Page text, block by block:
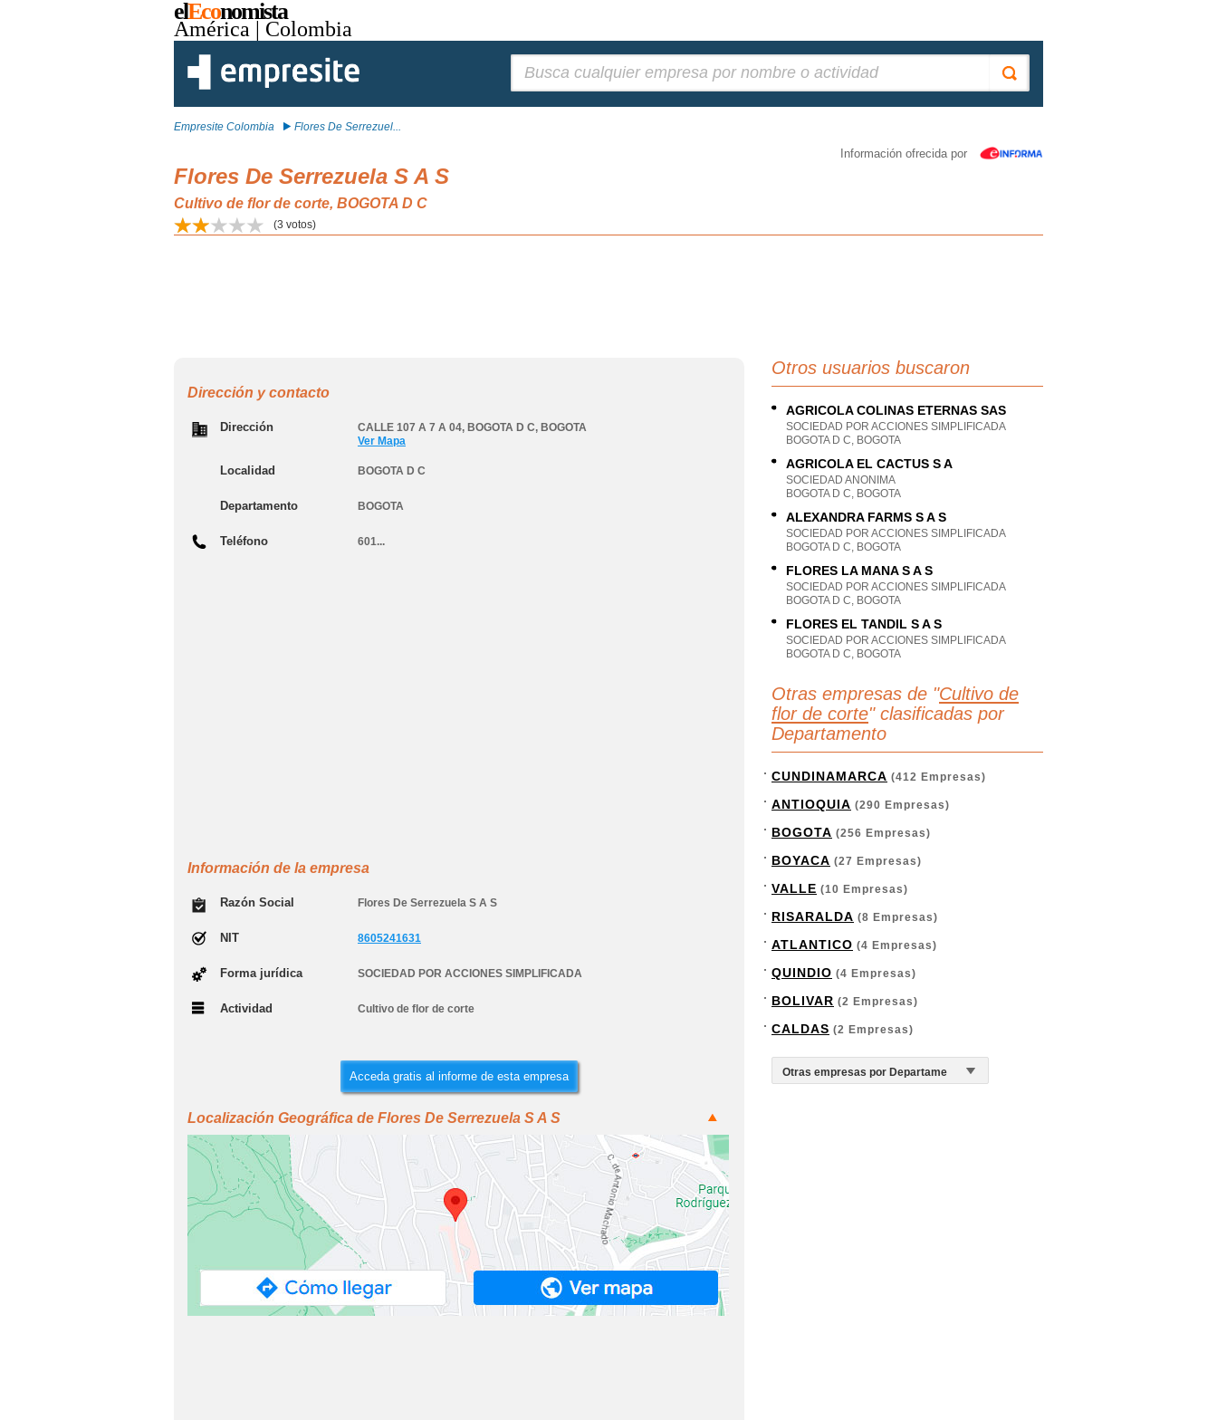
elEconomista
América | Colombia
Empresite Colombia Flores De Serrezuel...
Información ofrecida por
Flores De Serrezuela S A S
Cultivo de flor de corte, BOGOTA D C
(3 votos)
Dirección y contacto
Dirección CALLE 107 A 7 A 04, BOGOTA D C, BOGOTA
Ver Mapa
Localidad BOGOTA D C
Departamento BOGOTA
Teléfono 601...
Información de la empresa
Razón Social Flores De Serrezuela S A S
NIT 8605241631
Forma jurídica SOCIEDAD POR ACCIONES SIMPLIFICADA
Actividad Cultivo de flor de corte
Acceda gratis al informe de esta empresa
Localización Geográfica de Flores De Serrezuela S A S
Otros usuarios buscaron
AGRICOLA COLINAS ETERNAS SAS
SOCIEDAD POR ACCIONES SIMPLIFICADA
BOGOTA D C, BOGOTA
AGRICOLA EL CACTUS S A
SOCIEDAD ANONIMA
BOGOTA D C, BOGOTA
ALEXANDRA FARMS S A S
SOCIEDAD POR ACCIONES SIMPLIFICADA
BOGOTA D C, BOGOTA
FLORES LA MANA S A S
SOCIEDAD POR ACCIONES SIMPLIFICADA
BOGOTA D C, BOGOTA
FLORES EL TANDIL S A S
SOCIEDAD POR ACCIONES SIMPLIFICADA
BOGOTA D C, BOGOTA
Otras empresas de "Cultivo de
flor de corte" clasificadas por
Departamento
CUNDINAMARCA (412 Empresas)
ANTIOQUIA (290 Empresas)
BOGOTA (256 Empresas)
BOYACA (27 Empresas)
VALLE (10 Empresas)
RISARALDA (8 Empresas)
ATLANTICO (4 Empresas)
QUINDIO (4 Empresas)
BOLIVAR (2 Empresas)
CALDAS (2 Empresas)